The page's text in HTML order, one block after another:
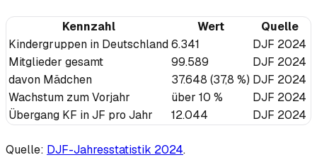
Kennzahl Wert
Quelle
Kindergruppen in Deutschland6.341
DJF 2024
Mitglieder gesamt
99.589
DJF 2024
davon Mädchen
37.648 (37,8 %) DJF 2024
Wachstum zum Vorjahr
über 10 %
DJF 2024
Übergang KF in JF pro Jahr
12.044 DJF 2024
Quelle: DJF-Jahresstatistik 2024.